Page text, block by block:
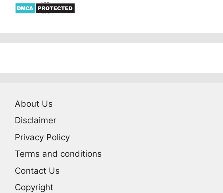
About Us
Disclaimer
Privacy Policy
Terms and conditions
Contact Us
Copyright